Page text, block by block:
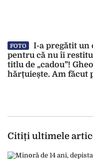
FOTO
I-a pregătit un
pentru că nu îi
titlu de „cadou”!
hărțuiește. Am făcut
Citiți ultimele